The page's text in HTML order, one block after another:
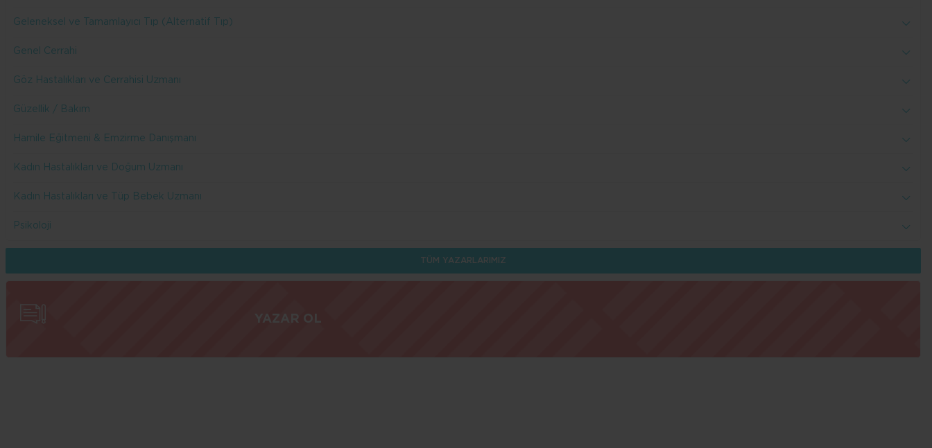
Geleneksel ve Tamamlayıcı Tıp (Alternatif Tıp)
Genel Cerrahi
Göz Hastalıkları ve Cerrahisi Uzmanı
Güzellik / Bakım
Hamile Eğitmeni & Emzirme Danışmanı
Kadın Hastalıkları ve Doğum Uzmanı
Kadın Hastalıkları ve Tüp Bebek Uzmanı
Psikoloji
TÜM YAZARLARIMIZ